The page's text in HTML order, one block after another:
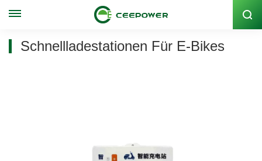
Lagercode: 300062
Schnellladestationen Für E-Bikes